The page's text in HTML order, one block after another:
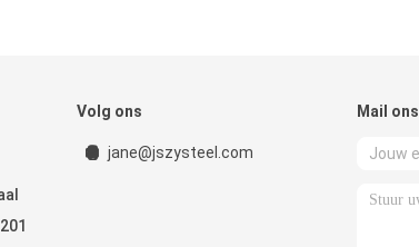
Volg ons
jane@jszysteel.com
Mail ons